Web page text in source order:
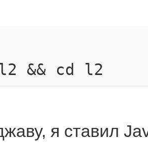
&& cd l2
я ставил